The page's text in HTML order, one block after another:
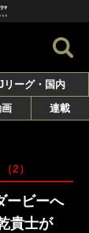
リーグ・国内
連載
（2）
ービーへ
貴士が